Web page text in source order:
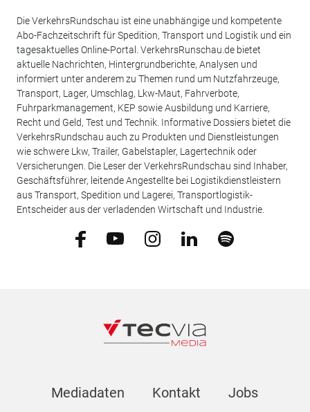
Die VerkehrsRundschau ist eine unabhängige und kompetente
Abo-Fachzeitschrift für Spedition, Transport und Logistik und ein
tagesaktuelles Online-Portal. VerkehrsRunschau.de bietet
aktuelle Nachrichten, Hintergrundberichte, Analysen und
informiert unter anderem zu Themen rund um Nutzfahrzeuge,
Transport, Lager, Umschlag, Lkw-Maut, Fahrverbote,
Fuhrparkmanagement, KEP sowie Ausbildung und Karriere,
Recht und Geld, Test und Technik. Informative Dossiers bietet die
VerkehrsRundschau auch zu Produkten und Dienstleistungen
wie schwere Lkw, Trailer, Gabelstapler, Lagertechnik oder
Versicherungen. Die Leser der VerkehrsRundschau sind Inhaber,
Geschäftsführer, leitende Angestellte bei Logistikdienstleistern
aus Transport, Spedition und Lagerei, Transportlogistik-
Entscheider aus der verladenden Wirtschaft und Industrie.
Mediadaten Kontakt Jobs